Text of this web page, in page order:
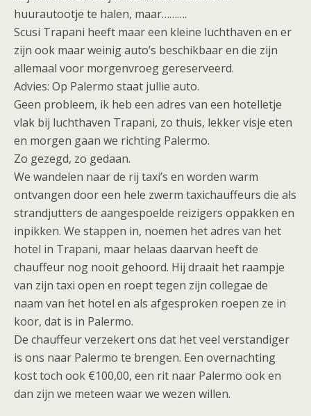
huurautootje te halen, maar……….
Scusi Trapani heeft maar een kleine luchthaven en er
zijn ook maar weinig auto’s beschikbaar en die zijn
allemaal voor morgenvroeg gereserveerd.
Advies: Op Palermo staat jullie auto.
Geen probleem, ik heb een adres van een hotelletje
vlak bij luchthaven Trapani, zo thuis, lekker visje eten
en morgen gaan we richting Palermo.
Zo gezegd, zo gedaan.
We wandelen naar de rij taxi’s en worden warm
ontvangen door een hele zwerm taxichauffeurs die als
strandjutters de aangespoelde reizigers oppakken en
inpikken. We stappen in, noemen het adres van het
hotel in Trapani, maar helaas daarvan heeft de
chauffeur nog nooit gehoord. Hij draait het raampje
van zijn taxi open en roept tegen zijn collegae de
naam van het hotel en als afgesproken roepen ze in
koor, dat is in Palermo.
De chauffeur verzekert ons dat het veel verstandiger
is ons naar Palermo te brengen. Een overnachting
kost toch ook €100,00, een rit naar Palermo ook en
dan zijn we meteen waar we wezen willen.